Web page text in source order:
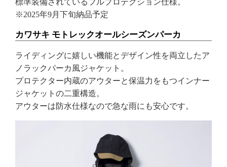
※2025年9月下旬納品予定
カワサキ モトレックオールシーズンパーカ
ライディングに嬉しい機能とデザイン性を両立したア
ノラックパーカ風ジャケット。
プロテクター内蔵のアウターと保温力をもつインナー
ジャケットの二重構造。
アウターは防水仕様なので急な雨にも安心です。